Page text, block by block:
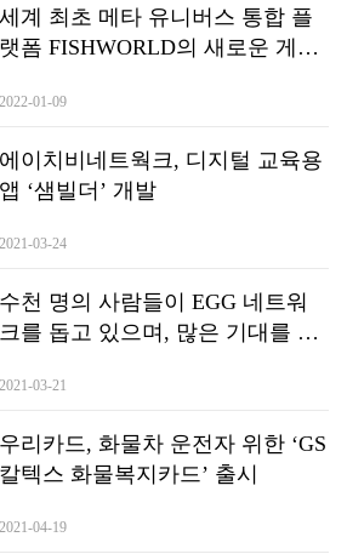
하려고 노력하고 있습니다. [특징] 에임리치 금
인 계량 분석(quantitative analysis) 노하우를
시장 상황을 단기(1~7일), 중기(1주~1개월), 장
시합니다.
세계 최초 메타 유니버스 통합 플
랫폼 FISHWORLD의 새로운 게임
2022-01-09
에이치비네트웍크, 디지털 교육용
앱 ‘샘빌더’ 개발
2021-03-24
수천 명의 사람들이 EGG 네트워
크를 돕고 있으며, 많은 기대를 모
Consensus Forum이 하이커 우에서
2021-03-21
우리카드, 화물차 운전자 위한 ‘GS
칼텍스 화물복지카드’ 출시
2021-04-19